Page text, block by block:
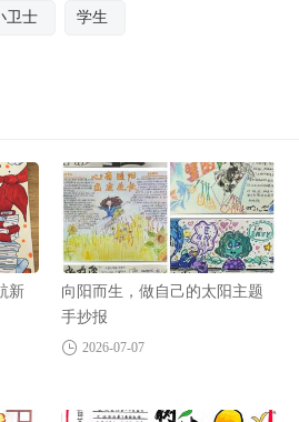
卫士 学生
新
向阳而生，做自己的太阳主题
手抄报
2026-07-07